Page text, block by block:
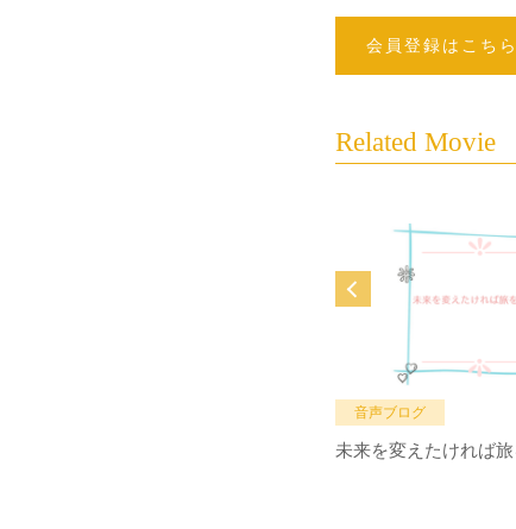
会員登録はこちら
Related Movie
音声ブログ
未来を変えたければ旅